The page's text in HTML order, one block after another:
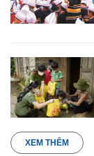
XEM THÊM